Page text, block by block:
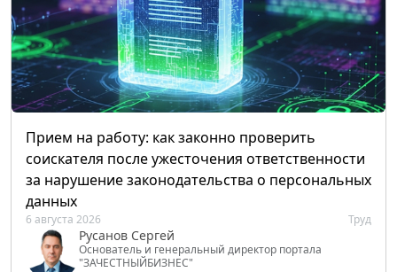
Прием на работу: как законно проверить
соискателя после ужесточения ответственности
за нарушение законодательства о персональных
данных
6 августа 2026 Труд
Русанов Сергей
Основатель и генеральный директор портала
"ЗАЧЕСТНЫЙБИЗНЕС"